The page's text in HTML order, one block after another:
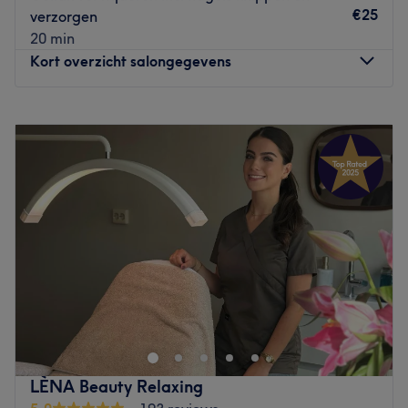
Sfeer: vriendelijk & verzorgd
Gespecialiseerd in: nagelbehandelingen
Gebruikte merk en producten: OPI
verzorgen
20 min
€25
Kort overzicht salongegevens
Dinsdag
09:00 –22:00
Woensdag
09:00 –22:00
Donderdag
09:00
22:00
Vrijdag
09:00–22:00
Zaterdag
Gesloten
Gesloten
De salon is een kleinschalige, professionele beauty­salon
waar persoonlijke aandacht centraal staat. Wat betreft
de gezichtsbehandelingen; Geen lopende-bandwerk,
maar rust, kwaliteit en échte zorg voor de huid. Iedere
behandeling wordt volledig afgestemd op wat de huid
op dat moment nodig heeft. Er wordt bewust niet gewerkt
LÈNA Beauty Relaxing